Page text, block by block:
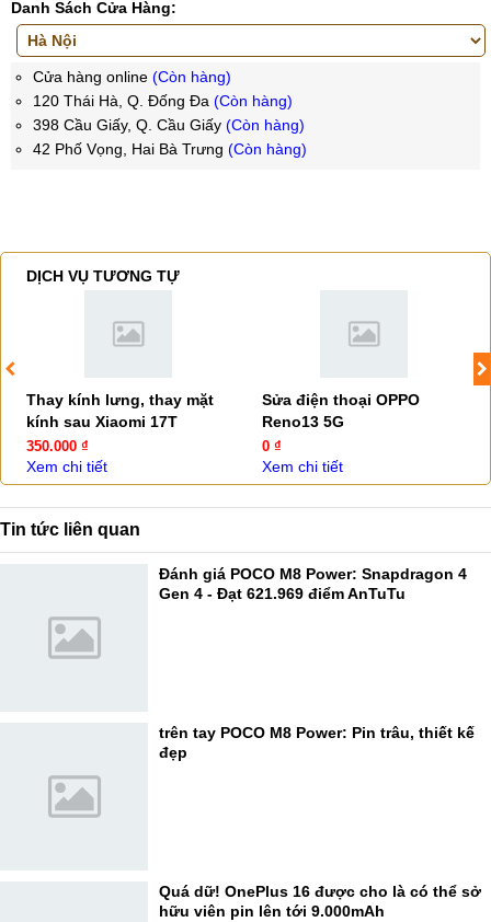
Danh Sách Cửa Hàng:
Cửa hàng online (Còn hàng)
120 Thái Hà, Q. Đống Đa (Còn hàng)
398 Cầu Giấy, Q. Cầu Giấy (Còn hàng)
42 Phố Vọng, Hai Bà Trưng (Còn hàng)
DỊCH VỤ TƯƠNG TỰ
Thay kính lưng, thay mặt
kính sau Xiaomi 17T
350.000 ₫
Xem chi tiết
Sửa điện thoại OPPO
Reno13 5G
0 ₫
Xem chi tiết
Tin tức liên quan
Đánh giá POCO M8 Power: Snapdragon 4
Gen 4 - Đạt 621.969 điểm AnTuTu
trên tay POCO M8 Power: Pin trâu, thiết kế
đẹp
Quá dữ! OnePlus 16 được cho là có thể sở
hữu viên pin lên tới 9.000mAh